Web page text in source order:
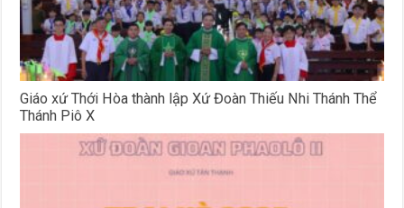
Giáo xứ Thới Hòa thành lập Xứ Đoàn Thiếu Nhi Thánh Thể
Thánh Piô X